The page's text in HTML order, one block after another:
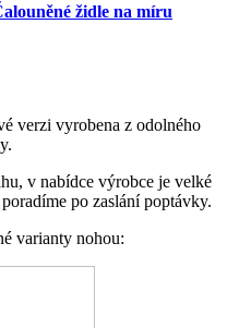
židle na míru
verzi vyrobena z odolného
v nabídce výrobce je velké
po zaslání poptávky.
varianty nohou: